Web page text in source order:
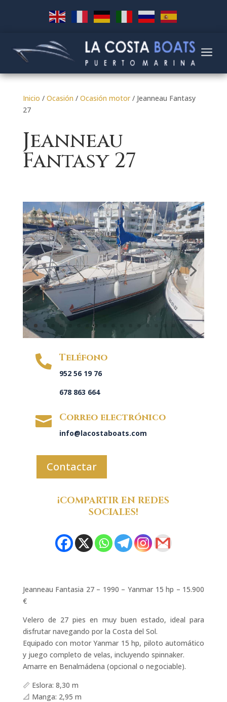
a
Inicio / Ocasión / Ocasión motor/ Jeanneau Fantasy
27
Jeanneau
Fantasy 27
 Teléfono
952 56 19 76
678 863 664
 Correo electrónico
info@lacostaboats.com
Contactar
¡COMPARTIR EN REDES
SOCIALES!
Jeanneau Fantasia 27 – 1990 – Yanmar 15 hp – 15.900
€
Velero de 27 pies en muy buen estado, ideal para
disfrutar navegando por la Costa del Sol.
Equipado con motor Yanmar 15 hp, piloto automático
y juego completo de velas, incluyendo spinnaker.
Amarre en Benalmádena (opcional o negociable).
📏 Eslora: 8,30 m
📐 Manga: 2,95 m